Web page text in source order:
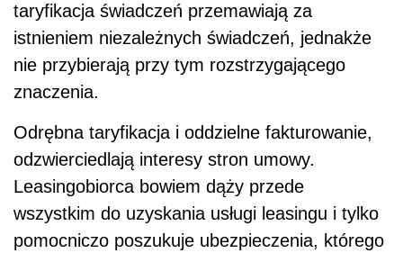
taryfikacja świadczeń przemawiają za
istnieniem niezależnych świadczeń, jednakże
nie przybierają przy tym rozstrzygającego
znaczenia.
Odrębna taryfikacja i oddzielne fakturowanie,
odzwierciedlają interesy stron umowy.
Leasingobiorca bowiem dąży przede
wszystkim do uzyskania usługi leasingu i tylko
pomocniczo poszukuje ubezpieczenia, którego